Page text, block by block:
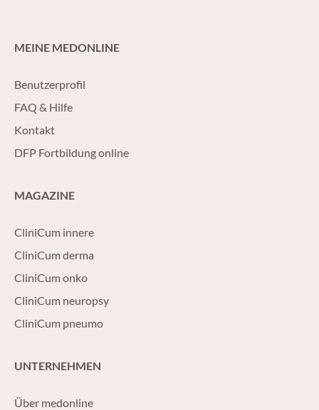
MEINE MEDONLINE
Benutzerprofil
FAQ & Hilfe
Kontakt
DFP Fortbildung online
MAGAZINE
CliniCum innere
CliniCum derma
CliniCum onko
CliniCum neuropsy
CliniCum pneumo
UNTERNEHMEN
Über medonline